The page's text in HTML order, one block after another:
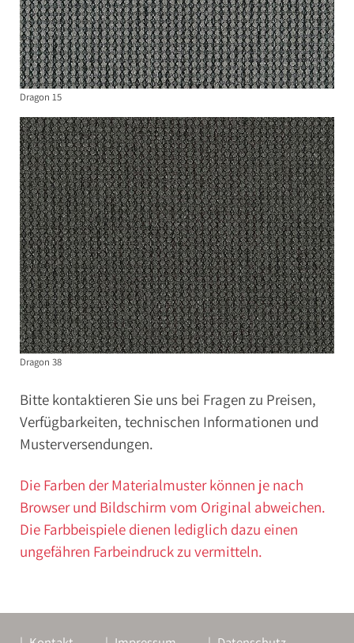
Dragon 15
Dragon 38
Bitte kontaktieren Sie uns bei Fragen zu Preisen,
Verfügbarkeiten, technischen Informationen und
Musterversendungen.
Die Farben der Materialmuster können je nach
Browser und Bildschirm vom Original abweichen.
Die Farbbeispiele dienen lediglich dazu einen
ungefähren Farbeindruck zu vermitteln.